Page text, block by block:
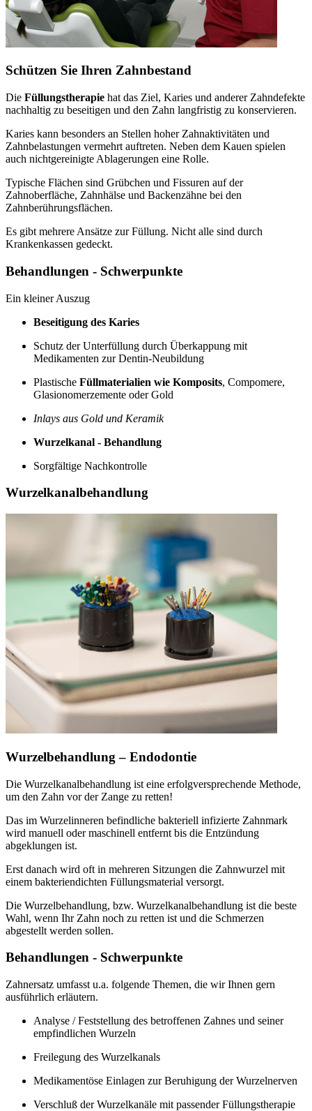
Schützen Sie Ihren Zahnbestand
Die Füllungstherapie hat das Ziel, Karies und anderer Zahndefekte
nachhaltig zu beseitigen und den Zahn langfristig zu konservieren.
Karies kann besonders an Stellen hoher Zahnaktivitäten und
Zahnbelastungen vermehrt auftreten. Neben dem Kauen spielen
auch nichtgereinigte Ablagerungen eine Rolle.
Typische Flächen sind Grübchen und Fissuren auf der
Zahnoberfläche, Zahnhälse und Backenzähne bei den
Zahnberührungsflächen.
Es gibt mehrere Ansätze zur Füllung. Nicht alle sind durch
Krankenkassen gedeckt.
Behandlungen - Schwerpunkte
Ein kleiner Auszug
Beseitigung des Karies
Schutz der Unterfüllung durch Überkappung mit
Medikamenten zur Dentin-Neubildung
Plastische Füllmaterialien wie Komposits, Compomere,
Glasionomerzemente oder Gold
Inlays aus Gold und Keramik
Wurzelkanal - Behandlung
Sorgfältige Nachkontrolle
Wurzelkanalbehandlung
Wurzelbehandlung – Endodontie
Die Wurzelkanalbehandlung ist eine erfolgversprechende Methode,
um den Zahn vor der Zange zu retten!
Das im Wurzelinneren befindliche bakteriell infizierte Zahnmark
wird manuell oder maschinell entfernt bis die Entzündung
abgeklungen ist.
Erst danach wird oft in mehreren Sitzungen die Zahnwurzel mit
einem bakteriendichten Füllungsmaterial versorgt.
Die Wurzelbehandlung, bzw. Wurzelkanalbehandlung ist die beste
Wahl, wenn Ihr Zahn noch zu retten ist und die Schmerzen
abgestellt werden sollen.
Behandlungen - Schwerpunkte
Zahnersatz umfasst u.a. folgende Themen, die wir Ihnen gern
ausführlich erläutern.
Analyse / Feststellung des betroffenen Zahnes und seiner
empfindlichen Wurzeln
Freilegung des Wurzelkanals
Medikamentöse Einlagen zur Beruhigung der Wurzelnerven
Verschluß der Wurzelkanäle mit passender Füllungstherapie